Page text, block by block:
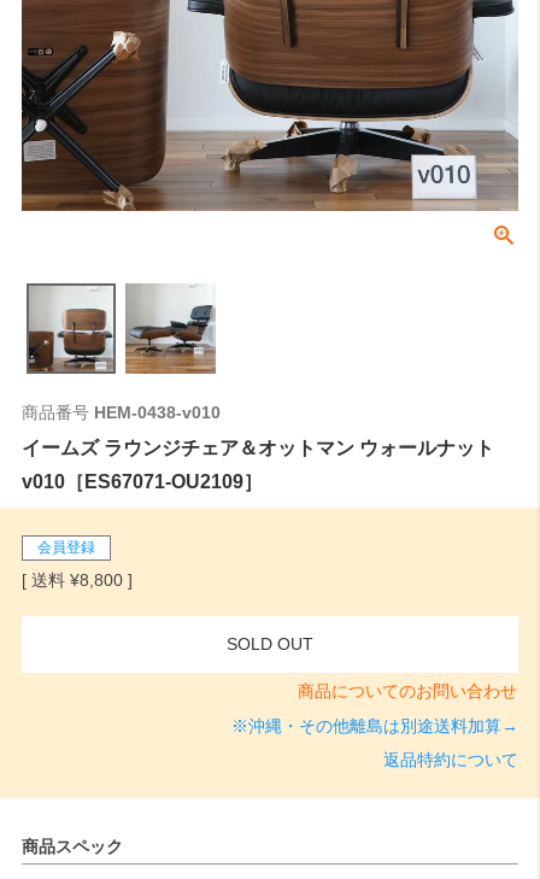
商品番号 HEM-0438-v010
イームズ ラウンジチェア＆オットマン ウォールナット
v010［ES67071-OU2109］
会員登録
¥8,800
SOLD OUT
商品についてのお問い合わせ
※沖縄・その他離島は別途送料加算→
返品特約について
商品スペック